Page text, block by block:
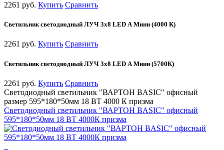
2261 руб. Купить Сравнить
Светильник светодиодный ЛУЧ 3х8 LED А Мини (4000 К)
2261 руб. Купить Сравнить
Светильник светодиодный ЛУЧ 3х8 LED А Мини (5700К)
2261 руб. Купить Сравнить
Светодиодный светильник "ВАРТОН BASIC" офисный
размер 595*180*50мм 18 ВТ 4000 К призма
Светодиодный светильник "ВАРТОН BASIC" офисный
595*180*50мм 18 ВТ 4000К призма